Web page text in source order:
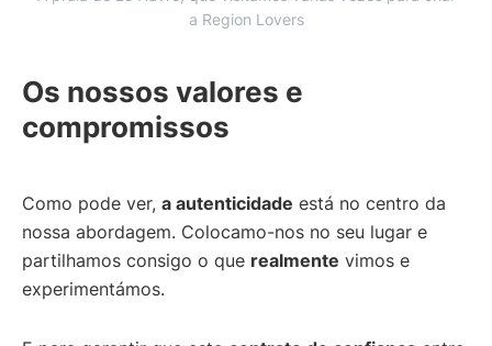
a Region Lovers
Os nossos valores e
compromissos
Como pode ver, a autenticidade está no centro da
nossa abordagem. Colocamo-nos no seu lugar e
partilhamos consigo o que realmente vimos e
experimentámos.